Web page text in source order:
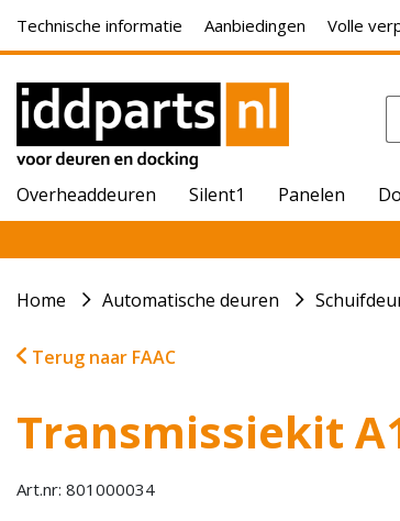
Technische informatie Aanbiedingen Volle
Overheaddeuren Silent1 Panelen
Home Automatische deuren
Terug naar FAAC
Transmissiekit
Art.nr: 801000034